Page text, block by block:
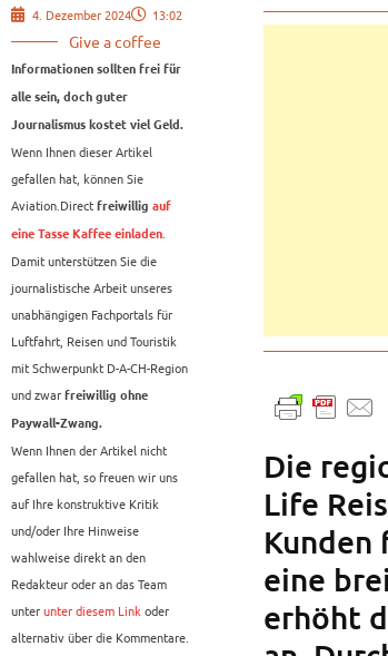
4. Dezember 2024 13:02
Give a coffee
Informationen sollten frei für
alle sein, doch guter
Journalismus kostet viel Geld.
Wenn Ihnen dieser Artikel
gefallen hat, können Sie
Aviation.Direct freiwillig auf
eine Tasse Kaffee einladen.
Damit unterstützen Sie die
journalistische Arbeit unseres
unabhängigen Fachportals für
Luftfahrt, Reisen und Touristik
mit Schwerpunkt D-A-CH-Region
und zwar freiwillig ohne
Paywall-Zwang.
Wenn Ihnen der Artikel nicht
gefallen hat, so freuen wir uns
auf Ihre konstruktive Kritik
und/oder Ihre Hinweise
wahlweise direkt an den
Redakteur oder an das Team
unterunter diesem Linkoder
alternativ über die Kommentare.
Die
Life
Kunden
eine
erhöht